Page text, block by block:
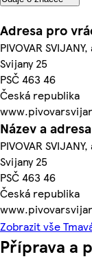
Adresa pro
PIVOVAR SVIJANY,
Svijany 25
PSČ 463 46
Česká republika
Název a adresa
PIVOVAR SVIJANY,
Svijany 25
PSČ 463 46
Česká republika
Zobrazit vše
Příprava a